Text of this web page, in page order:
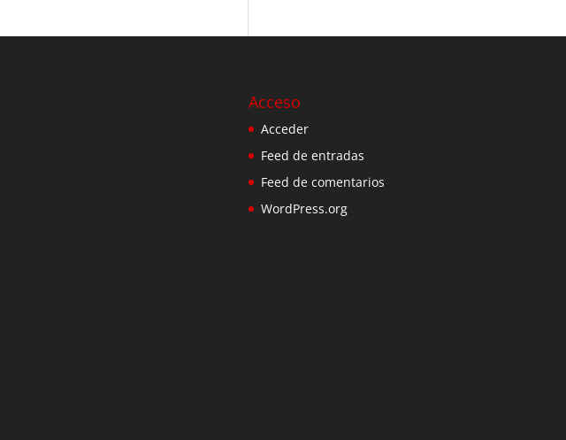
Acceso
Acceder
Feed de entradas
Feed de comentarios
WordPress.org